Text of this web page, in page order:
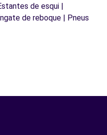
de esqui |
de reboque | Pneus